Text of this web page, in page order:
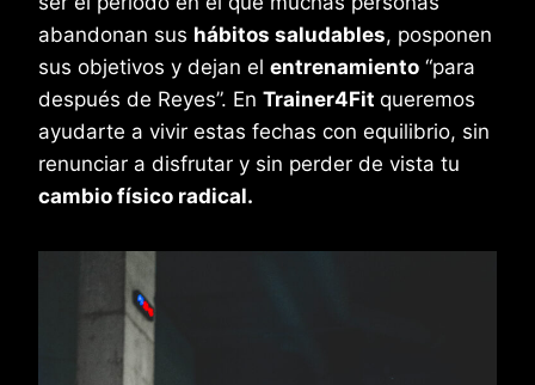
abandonan sus hábitos saludables, posponen
sus objetivos y dejan el entrenamiento “para
después de Reyes”. En Trainer4Fit queremos
ayudarte a vivir estas fechas con equilibrio, sin
renunciar a disfrutar y sin perder de vista tu
cambio físico radical.